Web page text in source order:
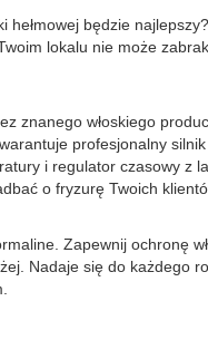
będzie
lokalu nie może
znanego włoskiego
profesjonalny
i regulator czasowy z
o fryzurę Twoich
Zapewnij ochronę
Nadaje się do każdego